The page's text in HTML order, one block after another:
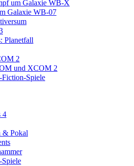
um Galaxie WB-X
Galaxie WB-07
Planetfall
2
und XCOM 2
Spiele
4
Pokal